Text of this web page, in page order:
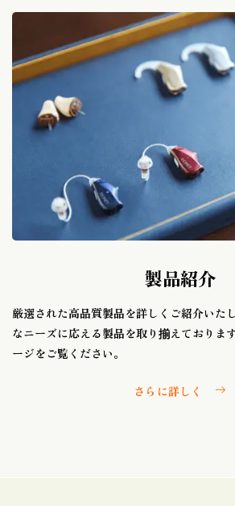
製品紹介
厳選された高品質製品を詳しくご紹介いた
なニーズに応える製品を取り揃えておりま
ージをご覧ください。
さらに詳しく